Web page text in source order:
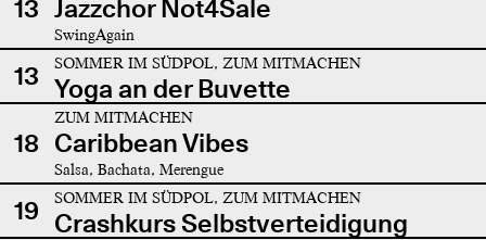
13 Jazzchor Not4Sale
SwingAgain
13 SOMMER IM SÜDPOL, ZUM MITMACHEN
Yoga an der Buvette
18
ZUM MITMACHEN
Caribbean Vibes
Salsa, Bachata, Merengue
19 SOMMER IM SÜDPOL, ZUM MITMACHEN
Crashkurs Selbstverteidigung